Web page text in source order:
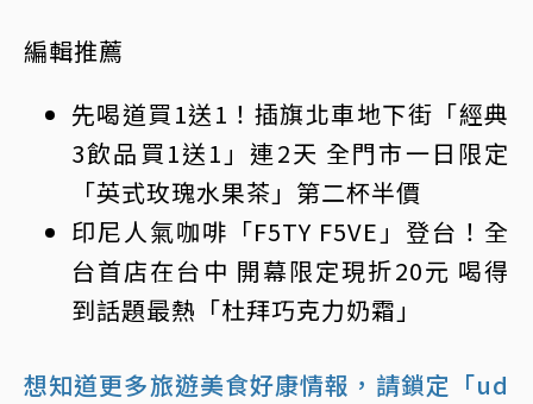
編輯推薦
先喝道買1送1！插旗北車地下街「經典
3飲品買1送1」連2天 全門市一日限定
「英式玫瑰水果茶」第二杯半價
印尼人氣咖啡「F5TY F5VE」登台！全
台首店在台中 開幕限定現折20元 喝得
到話題最熱「杜拜巧克力奶霜」
想知道更多旅遊美食好康情報，請鎖定「ud